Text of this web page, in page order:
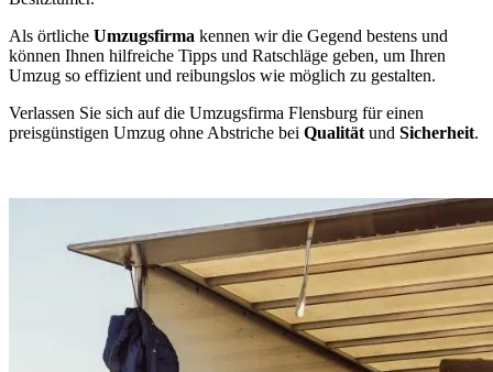
Als örtliche Umzugsfirma kennen wir die Gegend bestens und
können Ihnen hilfreiche Tipps und Ratschläge geben, um Ihren
Umzug so effizient und reibungslos wie möglich zu gestalten.
Verlassen Sie sich auf die Umzugsfirma Flensburg für einen
preisgünstigen Umzug ohne Abstriche bei Qualität und Sicherheit.